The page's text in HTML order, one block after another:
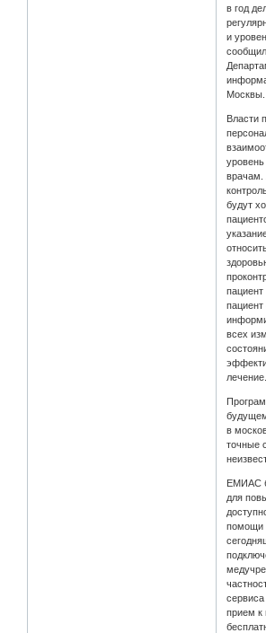
в год
и
Москвы.
Власти
уровень
врачам.
будут
всех
лечение.
в
точные
ЕМИАС
для
помощи
прием к